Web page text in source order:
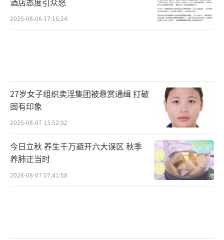
2026-08-06 17:16:24
27岁女子组织卖淫集团被悬赏通缉 打破
固有印象
2026-08-07 13:52:02
今日立秋 养生千万避开六大误区 秋季
养肺正当时
2026-08-07 07:41:58